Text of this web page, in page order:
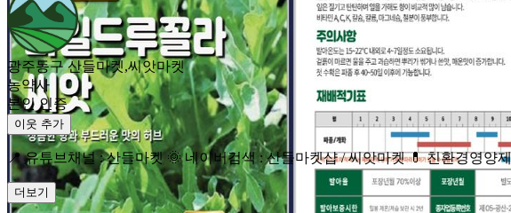
광주동구 산들마켓,씨앗마켓
농약사
본인 인증
이웃 추가
📍 유튜브채널 : 산들마켓 🌞 네이버검색 : 산들마켓샵 / 씨앗마켓 💊 친환경영양
더보기